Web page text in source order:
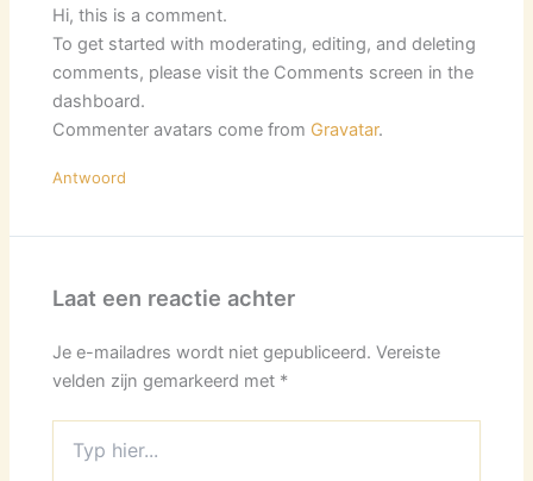
Hi, this is a comment.
To get started with moderating, editing, and deleting
comments, please visit the Comments screen in the
dashboard.
Commenter avatars come from Gravatar.
Antwoord
Laat een reactie achter
Je e-mailadres wordt niet gepubliceerd. Vereiste
velden zijn gemarkeerd met *
hier...